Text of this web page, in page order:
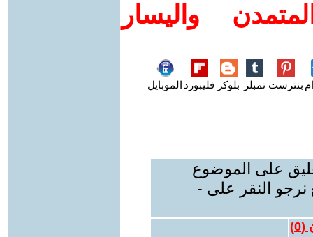
واليسار
بنترست تمبلر بلوكر فليبورد الموبايل
على الموضوع
نرجو النقر على -
(
0
)